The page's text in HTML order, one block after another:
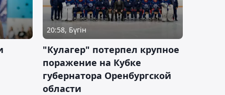
20:58, Бүгін
"Кулагер" потерпел крупное
поражение на Кубке
губернатора Оренбургской
области